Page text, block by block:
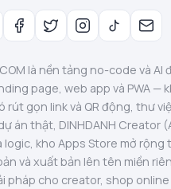
là nền tảng no-code và AI
page, web app và PWA —
rút gọn link và QR động, thư
án thật, DINHDANH Creator
logic, kho Apps Store mở rộng
và xuất bản lên tên miền
pháp cho creator, shop